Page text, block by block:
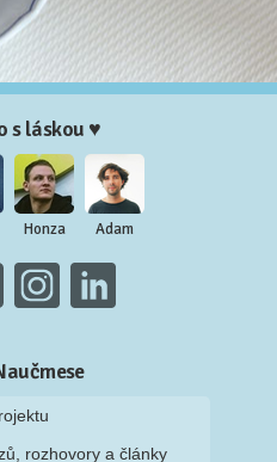
s láskou ♥
Honza Adam
rozhovory a články